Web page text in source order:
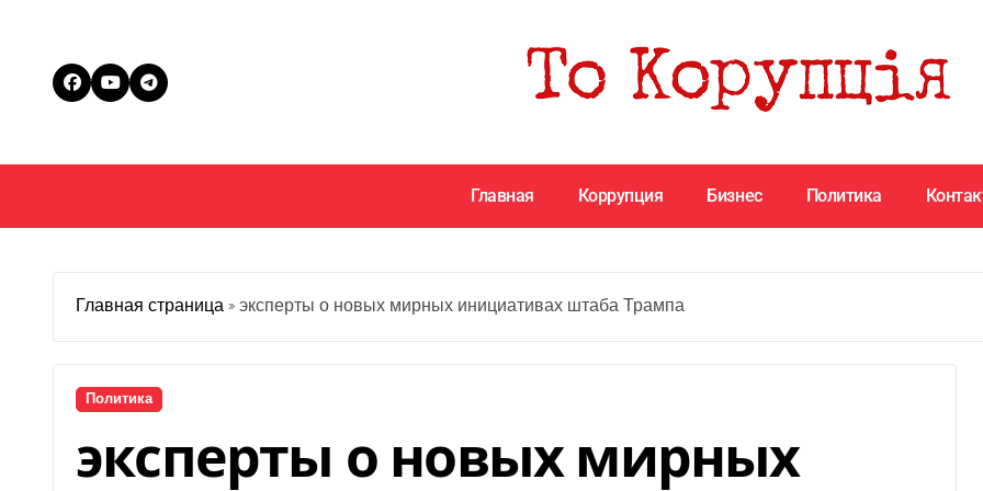
Главная Коррупция Бизнес Политика
Главная страница » эксперты о новых мирных инициативах штаба Трампа
Политика
эксперты о новых мирных